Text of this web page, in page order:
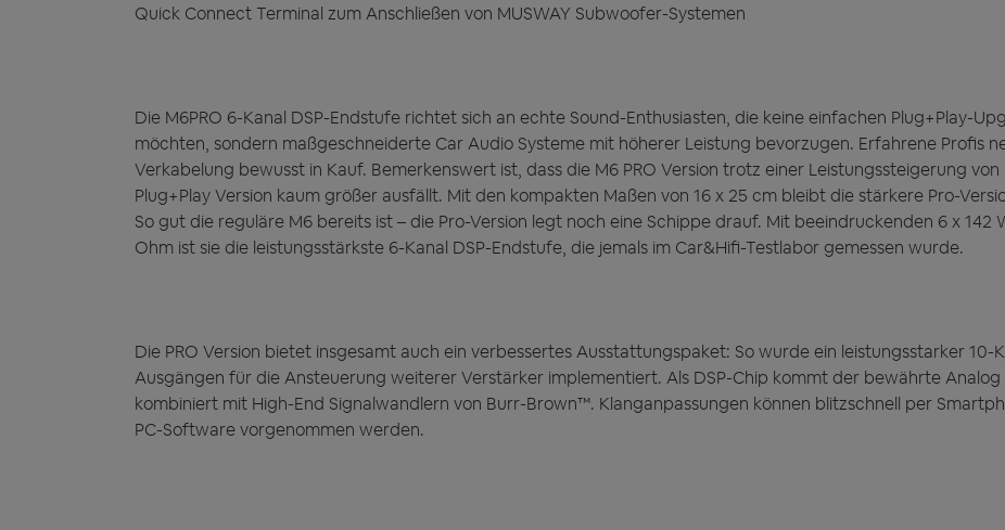
Quick Connect Terminal zum Anschließen von MUSWAY Subwoofer-Systemen
Die M6PRO 6-Kanal DSP-Endstufe richtet sich an echte Sound-Enthusiasten, die keine einfachen Plug+Play-
möchten, sondern maßgeschneiderte Car Audio Systeme mit höherer Leistung bevorzugen. Erfahrene Profis
Verkabelung bewusst in Kauf. Bemerkenswert ist, dass die M6 PRO Version trotz einer Leistungssteigerung
Plug+Play Version kaum größer ausfällt. Mit den kompakten Maßen von 16 x 25 cm bleibt die stärkere Pro-
So gut die reguläre M6 bereits ist – die Pro-Version legt noch eine Schippe drauf. Mit beeindruckenden 6 x 142
Ohm ist sie die leistungsstärkste 6-Kanal DSP-Endstufe, die jemals im Car&Hifi-Testlabor gemessen wurde.
Die PRO Version bietet insgesamt auch ein verbessertes Ausstattungspaket: So wurde ein leistungsstarker 10-
Ausgängen für die Ansteuerung weiterer Verstärker implementiert. Als DSP-Chip kommt der bewährte Analog
kombiniert mit High-End Signalwandlern von Burr-Brown™. Klanganpassungen können blitzschnell per
PC-Software vorgenommen werden.